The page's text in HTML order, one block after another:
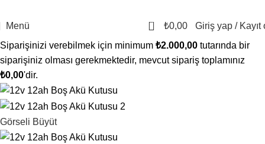
Menü 0 ₺0,00
Giriş yap / Kayıt
Siparişinizi verebilmek için minimum ₺2.000,00 tutarında bir
siparişiniz olması gerekmektedir, mevcut sipariş toplamınız
₺0,00'dir.
Görseli Büyüt